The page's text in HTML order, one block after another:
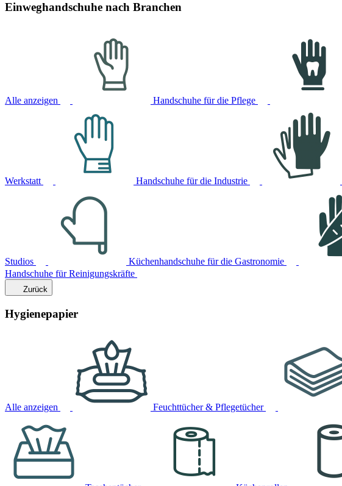
Einweghandschuhe nach Branchen
Alle anzeigen Handschuhe für die Pflege
Werkstatt Handschuhe für die Industrie
Studios Küchenhandschuhe für die Gastronomie
Handschuhe für Reinigungskräfte
Zurück
Hygienepapier
Alle anzeigen Feuchttücher & Pflegetücher